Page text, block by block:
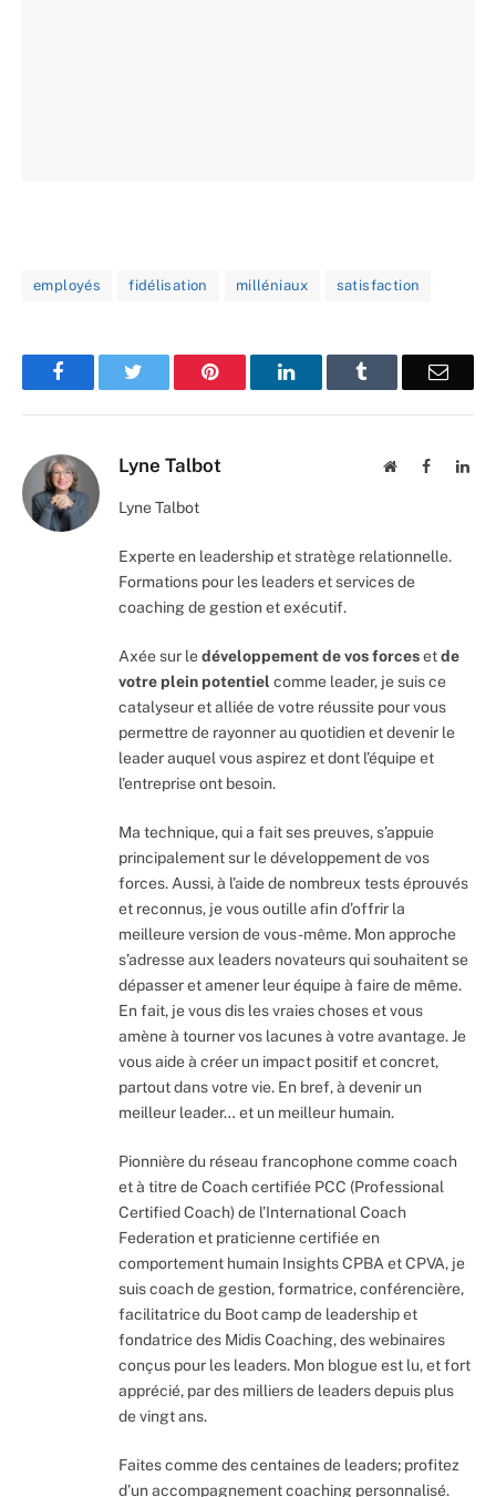
employés fidélisation milléniaux satisfaction
Facebook Pinterest LinkedIn Email
Lyne Talbot WebsiteFacebook
Lyne Talbot
Experte en leadership et stratège relationnelle.
Formations pour les leaders et services de
coaching de gestion et exécutif.
Axée sur ledéveloppement de vos forcesetde
votre plein potentiel comme leader, je suis ce
catalyseur et alliée de votre réussite pour vous
permettre de rayonner au quotidien et devenir le
leader auquel vous aspirez et dont l’équipe et
l’entreprise ont besoin.
Ma technique, qui a fait ses preuves, s’appuie
principalement sur le développement de vos
forces. Aussi, à l’aide de nombreux tests éprouvés
et reconnus, je vous outille afin d’offrir la
meilleure version de vous-même. Mon approche
s’adresse aux leaders novateurs qui souhaitent se
dépasser et amener leur équipe à faire de même.
En fait, je vous dis les vraies choses et vous
amène à tourner vos lacunes à votre avantage. Je
vous aide à créer un impact positif et concret,
partout dans votre vie. En bref, à devenir un
meilleur leader… et un meilleur humain.
Pionnière du réseau francophone comme coach
et à titre de Coach certifiée PCC (Professional
Certified Coach) de l’International Coach
Federation et praticienne certifiée en
comportement humain Insights CPBA et CPVA, je
suis coach de gestion, formatrice, conférencière,
facilitatrice du Boot camp de leadership et
fondatrice des Midis Coaching, des webinaires
conçus pour les leaders. Mon blogue est lu, et fort
apprécié, par des milliers de leaders depuis plus
de vingt ans.
Faites comme des centaines de leaders; profitez
d’un accompagnement coaching personnalisé.